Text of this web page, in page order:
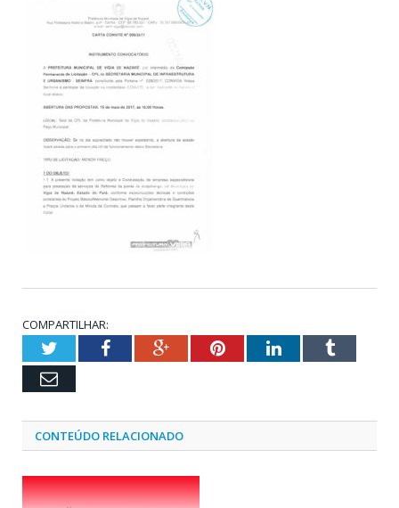
COMPARTILHAR:
TwitterFacebookGoogle+PinterestLinkedInTumblr
Email
CONTEÚDO RELACIONADO